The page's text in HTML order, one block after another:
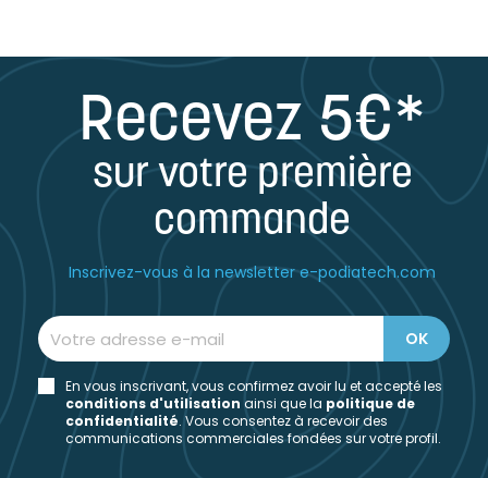
Recevez 5€*
sur votre première
commande
Inscrivez-vous à la newsletter e-podiatech.com
En vous inscrivant, vous confirmez avoir lu et accepté les
conditions d'utilisation ainsi que la politique de
confidentialité. Vous consentez à recevoir des
communications commerciales fondées sur votre profil.